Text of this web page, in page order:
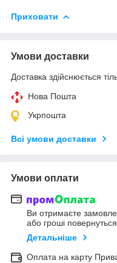
Приховати
Умови доставки
Доставка здійснюється
Нова Пошта
Укрпошта
Всі умови доставки
Умови оплати
Ви отримаєте
або гроші
Детальніше
Оплата на карту